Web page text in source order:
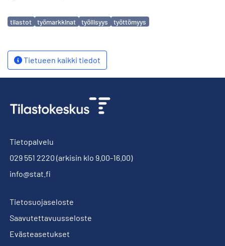
Avainsanat
tilastot työmarkkinat työllisyys työttömyys
Tietueen kaikki tiedot
Tietopalvelu
029 551 2220 (arkisin klo 9.00-16.00)
info@stat.fi
Tietosuojaseloste
Saavutettavuusseloste
Evästeasetukset